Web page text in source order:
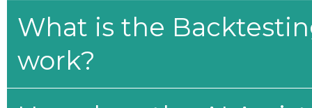
What is the
work?